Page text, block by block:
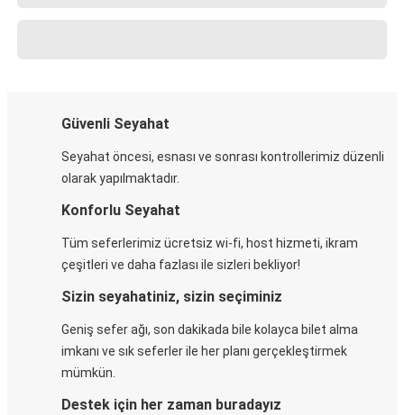
Güvenli Seyahat
Seyahat öncesi, esnası ve sonrası kontrollerimiz düzenli
olarak yapılmaktadır.
Konforlu Seyahat
Tüm seferlerimiz ücretsiz wi-fi, host hizmeti, ikram
çeşitleri ve daha fazlası ile sizleri bekliyor!
Sizin seyahatiniz, sizin seçiminiz
Geniş sefer ağı, son dakikada bile kolayca bilet alma
imkanı ve sık seferler ile her planı gerçekleştirmek
mümkün.
Destek için her zaman buradayız